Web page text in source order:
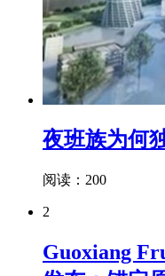
夜班族为何
阅读：200
2
Guoxiang